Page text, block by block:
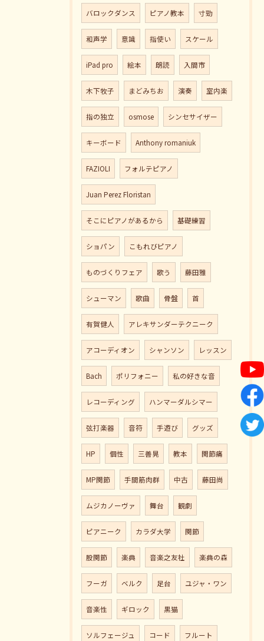
バロックダンス ピアノ教本 寸勁
和声学 意識 指使い スケール
iPad pro 絵本 朗読 入間市
木下牧子 まどみちお 演奏 室内楽
指の独立 osmose シンセサイザー
キーボード Anthony romaniuk
FAZIOLI フォルテピアノ
Juan Perez Floristan
そこにピアノがあるから 基礎練習
ショパン こもれびピアノ
ものづくりフェア 歌う 藤田雅
シューマン 歌曲 骨盤 首
有賀健人 アレキサンダーテクニーク
アコーディオン シャンソン レッスン
Bach ポリフォニー 私の好きな音
レコーディング ハンマーダルシマー
弦打楽器 音符 手遊び グッズ
HP 個性 三善晃 教本 関節痛
MP関節 手間筋肉群 中古 藤田尚
ムジカノーヴァ 舞台 観劇
ピアニーク カラダ大学 関節
股関節 楽典 音楽之友社 楽典の森
フーガ ベルク 足台 ユジャ・ワン
音楽性 ギロック 黒猫
ソルフェージュ コード フルート